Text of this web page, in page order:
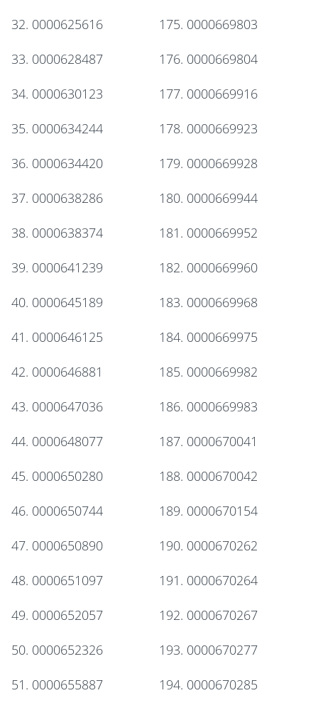
32. 0000625616
33. 0000628487
34. 0000630123
35. 0000634244
36. 0000634420
37. 0000638286
38. 0000638374
39. 0000641239
40. 0000645189
41. 0000646125
42. 0000646881
43. 0000647036
44. 0000648077
45. 0000650280
46. 0000650744
47. 0000650890
48. 0000651097
49. 0000652057
50. 0000652326
51. 0000655887
175. 0000669803
176. 0000669804
177. 0000669916
178. 0000669923
179. 0000669928
180. 0000669944
181. 0000669952
182. 0000669960
183. 0000669968
184. 0000669975
185. 0000669982
186. 0000669983
187. 0000670041
188. 0000670042
189. 0000670154
190. 0000670262
191. 0000670264
192. 0000670267
193. 0000670277
194. 0000670285